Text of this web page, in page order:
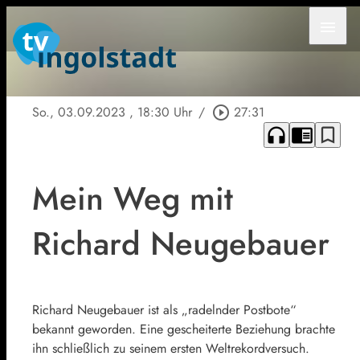
So., 03.09.2023 , 18:30 Uhr / play_circle_outline 27:31
headphones chrome_reader_mode bookmark_border
Mein Weg mit
Richard Neugebauer
Richard Neugebauer ist als „radelnder Postbote“
bekannt geworden. Eine gescheiterte Beziehung brachte
ihn schließlich zu seinem ersten Weltrekordversuch.